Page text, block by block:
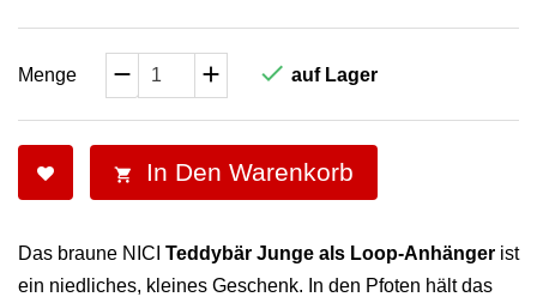
Menge  auf Lager
 In Den Warenkorb
Das braune NICI Teddybär Junge als Loop-Anhänger ist
ein niedliches, kleines Geschenk. In den Pfoten hält das